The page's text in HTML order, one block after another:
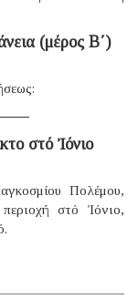
(μέρος B΄)
στό Ἰόνιο
Πολέμου,
στό Ἰόνιο,